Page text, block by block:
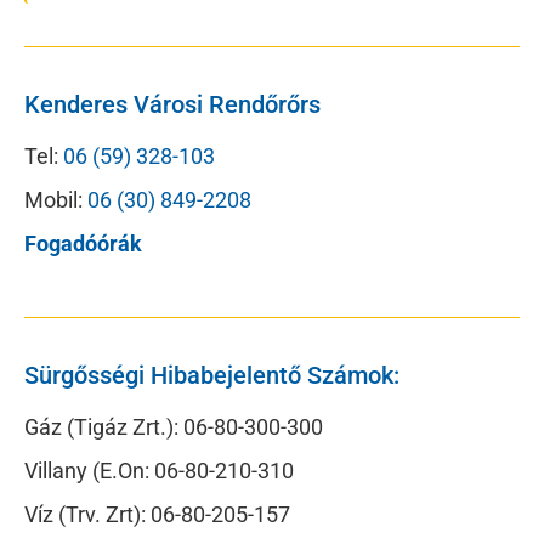
Kenderes Városi Rendőrőrs
Tel: 06 (59) 328-103
Mobil: 06 (30) 849-2208
Fogadóórák
Sürgősségi Hibabejelentő Számok:
Gáz (Tigáz Zrt.): 06-80-300-300
Villany (E.On: 06-80-210-310
Víz (Trv. Zrt): 06-80-205-157